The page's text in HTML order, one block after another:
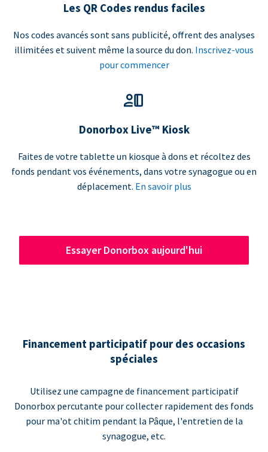
Les QR Codes rendus faciles
Nos codes avancés sont sans publicité, offrent des analyses
illimitées et suivent même la source du don. Inscrivez-vous
pour commencer
Donorbox Live™ Kiosk
Faites de votre tablette un kiosque à dons et récoltez des
fonds pendant vos événements, dans votre synagogue ou en
déplacement. En savoir plus
Essayer Donorbox aujourd'hui
Financement participatif pour des occasions
spéciales
Utilisez une campagne de financement participatif
Donorbox percutante pour collecter rapidement des fonds
pour ma'ot chitim pendant la Pâque, l'entretien de la
synagogue, etc.